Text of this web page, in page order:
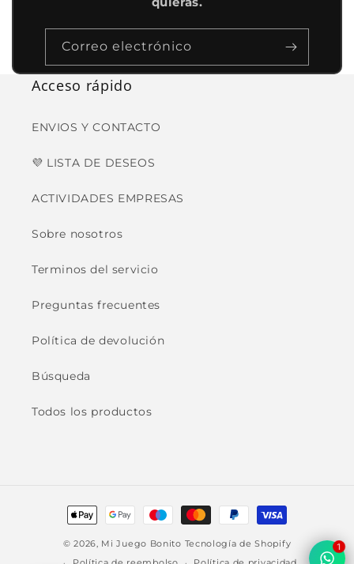
Correo electrónico
Acceso rápido
ENVIOS Y CONTACTO
💜 LISTA DE DESEOS
ACTIVIDADES EMPRESAS
Sobre nosotros
Terminos del servicio
Preguntas frecuentes
Política de devolución
Búsqueda
Todos los productos
Formas
de
pago
© 2026, Mi Juego Bonito Tecnología de Shopify
1